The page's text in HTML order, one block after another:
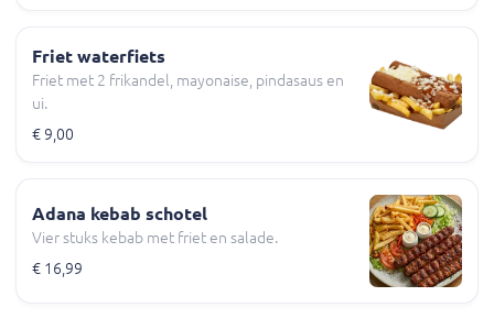
Friet waterfiets
Friet met 2 frikandel, mayonaise, pindasaus en
ui.
€ 9,00
Adana kebab schotel
Vier stuks kebab met friet en salade.
€ 16,99